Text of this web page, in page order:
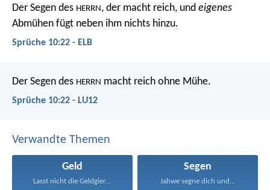
Der Segen des HERRN, der macht reich, und eigenes
Abmühen fügt neben ihm nichts hinzu.
Sprüche 10:22 - ELB
Der Segen des HERRN macht reich ohne Mühe.
Sprüche 10:22 - LU12
Verwandte Themen
Geld
Lasst nicht die Geldgier...
Segen
Jahwe segne dich und...